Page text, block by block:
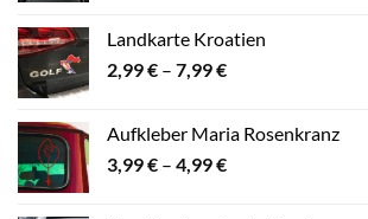
22,99 €
Landkarte Kroatien
2,99€ – 7,99€Preisspanne:
7,99 €
Aufkleber Maria Rosenkranz
3,99€ – 4,99€Preisspanne: